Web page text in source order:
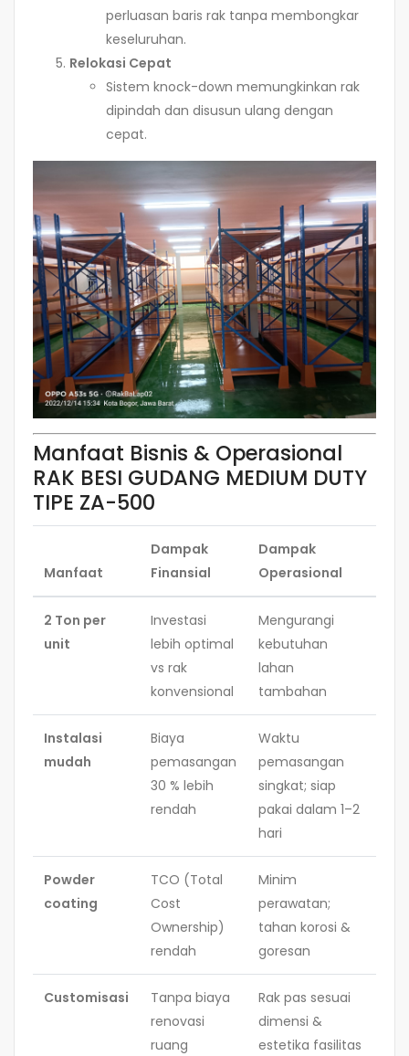
perluasan baris rak tanpa membongkar
keseluruhan.
Relokasi Cepat
Sistem knock-down memungkinkan rak
dipindah dan disusun ulang dengan
cepat.
Manfaat Bisnis & Operasional
RAK BESI GUDANG MEDIUM DUTY
TIPE ZA-500
Manfaat
Dampak
Finansial
Dampak
Operasional
2 Ton per
unit
Investasi
lebih optimal
vs rak
konvensional
Mengurangi
kebutuhan
lahan
tambahan
Instalasi
mudah
Biaya
pemasangan
30 % lebih
rendah
Waktu
pemasangan
singkat; siap
pakai dalam 1–2
hari
Powder
coating
TCO (Total
Cost
Ownership)
rendah
Minim
perawatan;
tahan korosi &
goresan
Customisasi
Tanpa biaya
renovasi
ruang
Rak pas sesuai
dimensi &
estetika fasilitas